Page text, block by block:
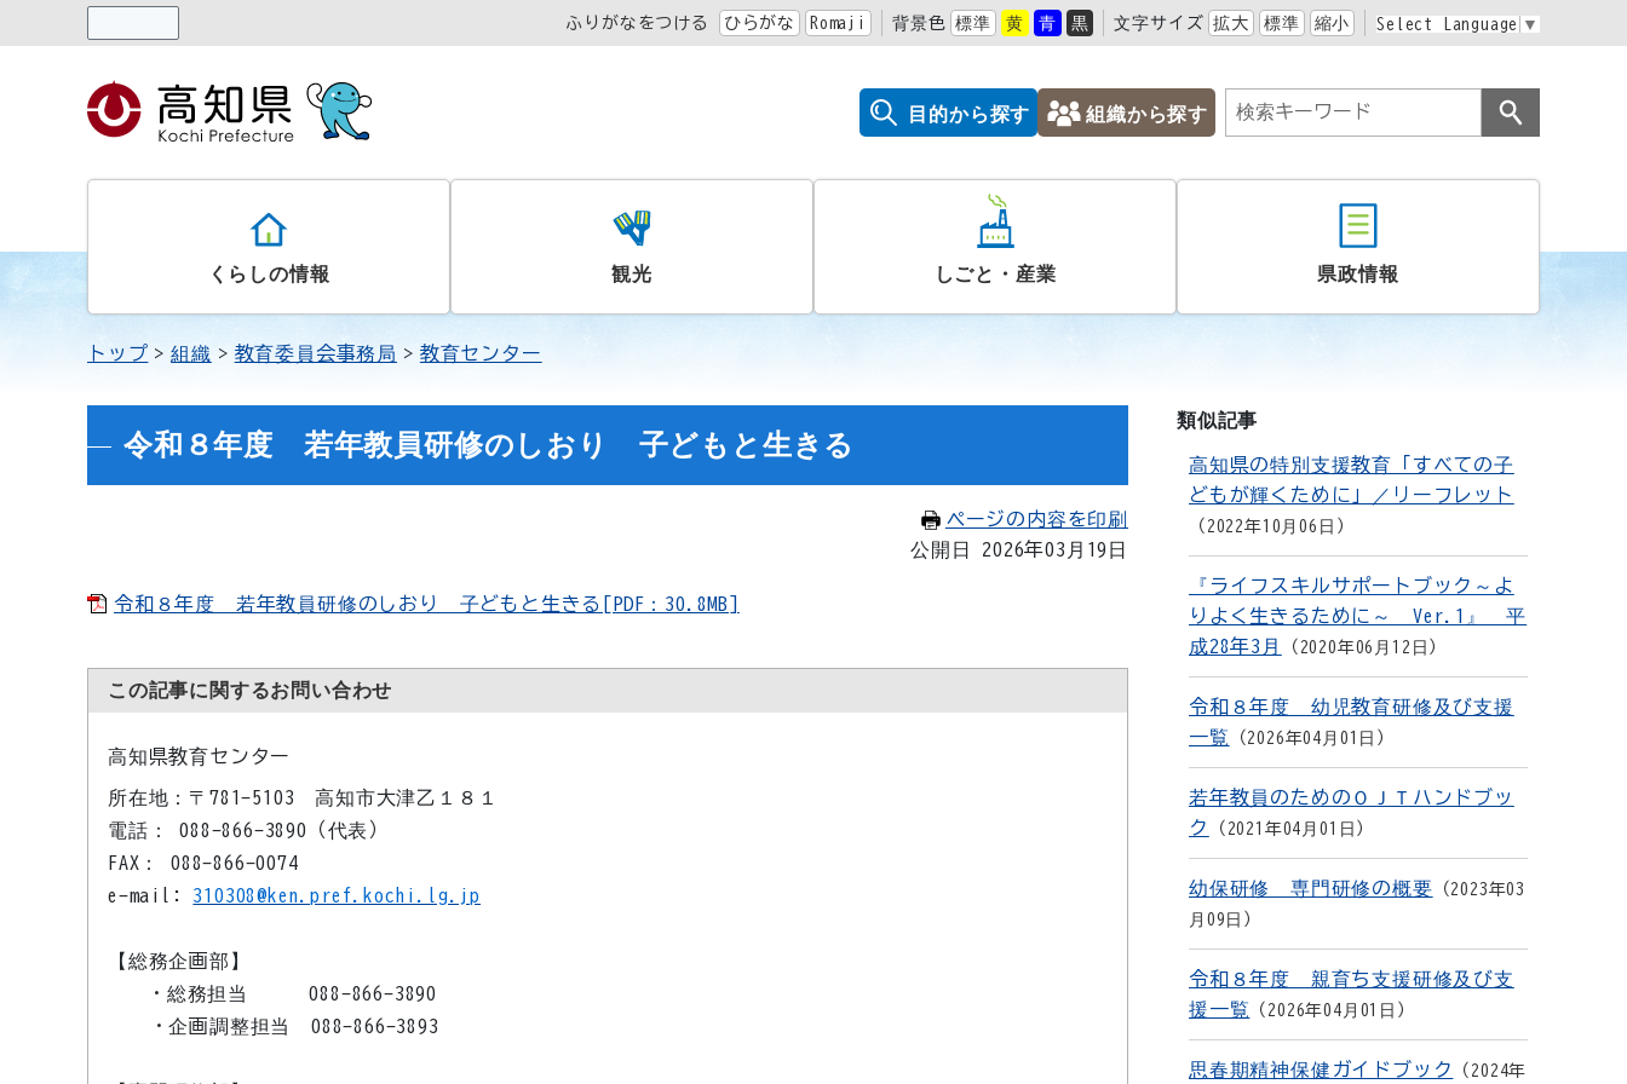
ふりがなをつける ひらがな Romaji 背景色 標準 黄 青 黒 文字サイズ 拡大 標準 縮小 Select Language ▼
目的から探す 組織から探す
くらしの情報 観光 しごと・産業 県政情報
トップ 組織 教育委員会事務局 教育センター
令和８年度 若年教員研修のしおり 子どもと生きる
ページの内容を印刷
公開日 2026年03月19日
令和８年度 若年教員研修のしおり 子どもと生きる[PDF：30.8MB]
この記事に関するお問い合わせ
高知県教育センター
所在地：〒781-5103 高知市大津乙１８１
電話： 088-866-3890（代表）
FAX： 088-866-0074
e-mail: 310308@ken.pref.kochi.lg.jp
【総務企画部】
・総務担当 088-866-3890
・企画調整担当 088-866-3893
類似記事
高知県の特別支援教育「すべての子
どもが輝くために」／リーフレット
2022年10月06日
『ライフスキルサポートブック～よ
りよく生きるために～ Ver.1』 平
成28年3月
2020年06月12日
令和８年度 幼児教育研修及び支援
一覧
2026年04月01日
若年教員のためのＯＪＴハンドブッ
ク
2021年04月01日
幼保研修 専門研修の概要
2023年03
月09日
令和８年度 親育ち支援研修及び支
援一覧
2026年04月01日
思春期精神保健ガイドブック
2024年